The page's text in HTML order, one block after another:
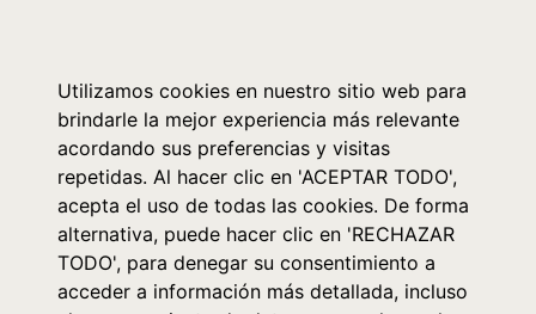
Utilizamos cookies en nuestro sitio web para
brindarle la mejor experiencia más relevante
acordando sus preferencias y visitas
repetidas. Al hacer clic en 'ACEPTAR TODO',
acepta el uso de todas las cookies. De forma
alternativa, puede hacer clic en 'RECHAZAR
TODO', para denegar su consentimiento a
acceder a información más detallada, incluso